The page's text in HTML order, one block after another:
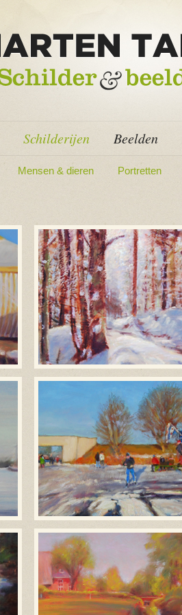
Schilderijen Beelden
Mensen & dieren Portretten